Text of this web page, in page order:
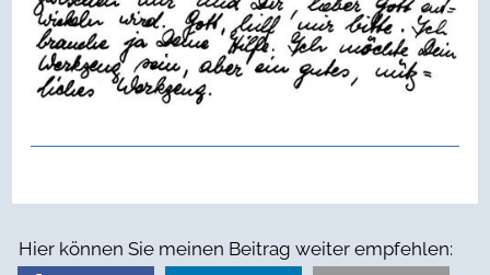
Hier können Sie meinen Beitrag weiter empfehlen: